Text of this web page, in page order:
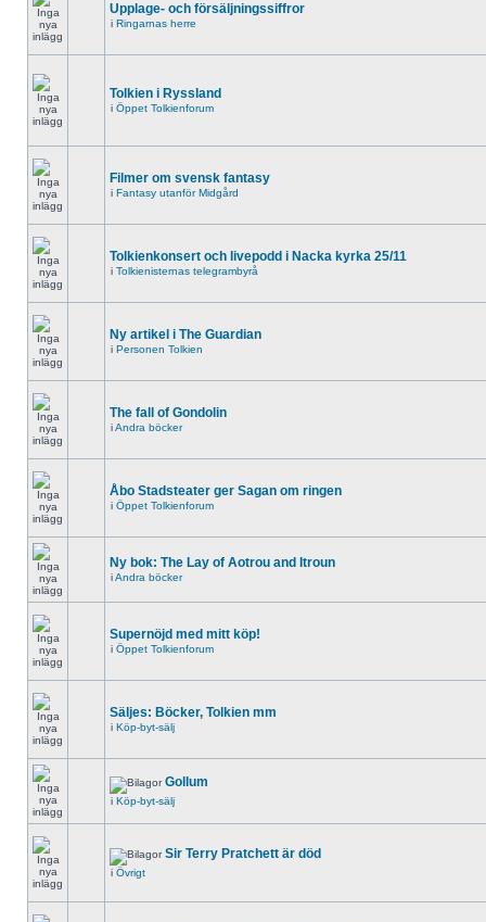
Upplage- och försäljningssiffror
i Ringarnas herre
Tolkien i Ryssland
i Öppet Tolkienforum
Filmer om svensk fantasy
i Fantasy utanför Midgård
Tolkienkonsert och livepodd i Nacka kyrka 25/11
i Tolkienisternas telegrambyrå
Ny artikel i The Guardian
i Personen Tolkien
The fall of Gondolin
iAndra böcker
Åbo Stadsteater ger Sagan om ringen
i Öppet Tolkienforum
Ny bok: The Lay of Aotrou and Itroun
iAndra böcker
Supernöjd med mitt köp!
i Öppet Tolkienforum
Säljes: Böcker, Tolkien mm
i Köp-byt-sälj
Gollum
i Köp-byt-sälj
Sir Terry Pratchett är död
i Övrigt